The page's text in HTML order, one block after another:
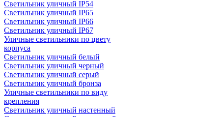
Светильник уличный IP54
Светильник уличный IP65
Светильник уличный IP66
Светильник уличный IP67
Уличные светильники по цвету
корпуса
Светильник уличный белый
Светильник уличный черный
Светильник уличный серый
Светильник уличный бронза
Уличные светильники по виду
крепления
Светильник уличный настенный